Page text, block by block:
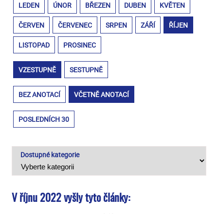
LEDEN ÚNOR BŘEZEN DUBEN KVĚTEN
ČERVEN ČERVENEC SRPEN ZÁŘÍ ŘÍJEN
LISTOPAD PROSINEC
VZESTUPNĚ SESTUPNĚ
BEZ ANOTACÍ VČETNĚ ANOTACÍ
POSLEDNÍCH 30
Dostupné kategorie
V říjnu 2022 vyšly tyto články: